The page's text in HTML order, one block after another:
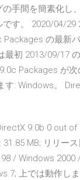
手間を簡素化し
です。 2020/04/29
の最新
最初 2013/09/17
Packages が
す: Windows。
9.0b 0 out
MB; リリー
/ Windows 2000
7; 上では動作し